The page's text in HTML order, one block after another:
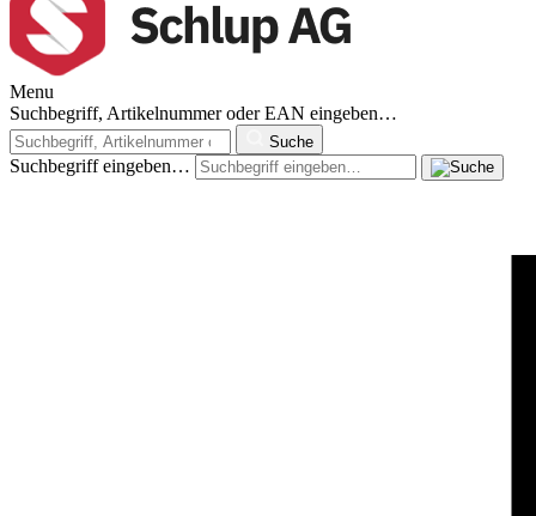
Menu
Suchbegriff, Artikelnummer oder EAN eingeben…
Suche
Suchbegriff eingeben…